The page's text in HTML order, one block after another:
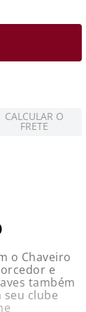
CALCULAR O
FRETE
o Chaveiro
e
também
clube